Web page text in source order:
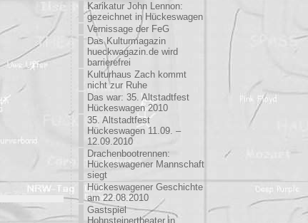
Karikatur John Lennon:
gezeichnet in Hückeswagen
Vernissage der FeG
Das Kulturmagazin
hueckwagazin.de wird
barrierefrei
Kulturhaus Zach kommt
nicht zur Ruhe
Das war: 35. Altstadtfest
Hückeswagen 2010
35. Altstadtfest
Hückeswagen 11.09. –
12.09.2010
Drachenbootrennen:
Hückeswagener Mannschaft
siegt
Hückeswagener Geschichte
am 22.08.2010
Gastspiel
Hohnsteinertheater in